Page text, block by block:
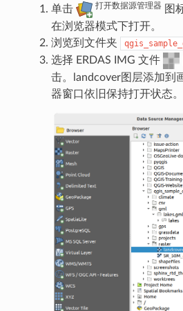
单击 打开数据源管理器图
在浏览器模式下打开。
浏览到文件夹
选择 ERDAS IMG 文件
击。landcover图层添加到
器窗口依旧保持打开状态。